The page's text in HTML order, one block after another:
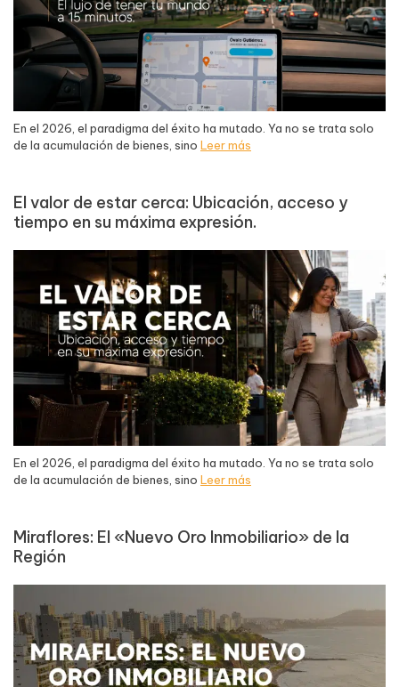
En el 2026, el paradigma del éxito ha mutado. Ya no se trata solo
de la acumulación de bienes, sino Leer más
El valor de estar cerca: Ubicación, acceso y
tiempo en su máxima expresión.
En el 2026, el paradigma del éxito ha mutado. Ya no se trata solo
de la acumulación de bienes, sino Leer más
Miraflores: El «Nuevo Oro Inmobiliario» de la
Región